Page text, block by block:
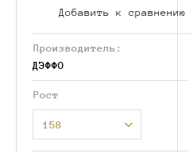
Добавить к сравнению
Производитель:
ДЭФФО
Рост
158